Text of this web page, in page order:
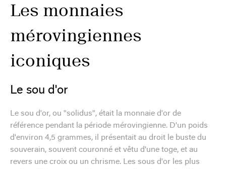
Les monnaies
mérovingiennes
iconiques
Le sou d'or
Le sou d'or, ou "solidus", était la monnaie d'or de
référence pendant la période mérovingienne. D'un poids
d'environ 4,5 grammes, il présentait au droit le buste du
souverain, souvent couronné et vêtu d'une toge, et au
revers une croix ou un chrisme. Les sous d'or les plus